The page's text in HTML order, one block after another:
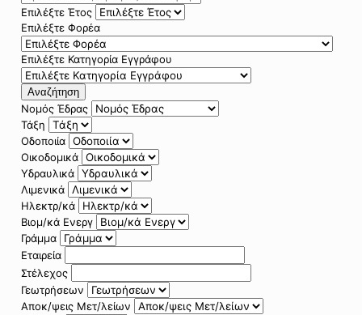
Επιλέξτε Έτος
Επιλέξτε Φορέα
Επιλέξτε Κατηγορία Εγγράφου
Αναζήτηση
Νομός Έδρας
Τάξη
Οδοποιία
Οικοδομικά
Υδραυλικά
Λιμενικά
Ηλεκτρ/κά
Βιομ/κά Ενεργ
Γράμμα
Εταιρεία
Στέλεχος
Γεωτρήσεων
Αποκ/ψεις Μετ/λείων